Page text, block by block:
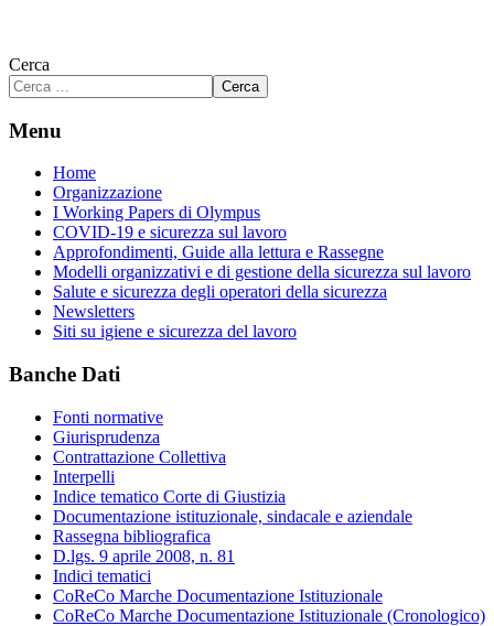
Cerca
Cerca
Menu
Home
Organizzazione
I Working Papers di Olympus
COVID-19 e sicurezza sul lavoro
Approfondimenti, Guide alla lettura e Rassegne
Modelli organizzativi e di gestione della sicurezza sul lavoro
Salute e sicurezza degli operatori della sicurezza
Newsletters
Siti su igiene e sicurezza del lavoro
Banche Dati
Fonti normative
Giurisprudenza
Contrattazione Collettiva
Interpelli
Indice tematico Corte di Giustizia
Documentazione istituzionale, sindacale e aziendale
Rassegna bibliografica
D.lgs. 9 aprile 2008, n. 81
Indici tematici
CoReCo Marche Documentazione Istituzionale
CoReCo Marche Documentazione Istituzionale (Cronologico)